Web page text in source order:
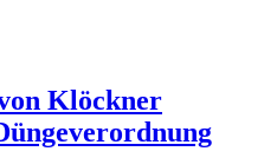
Klöckner